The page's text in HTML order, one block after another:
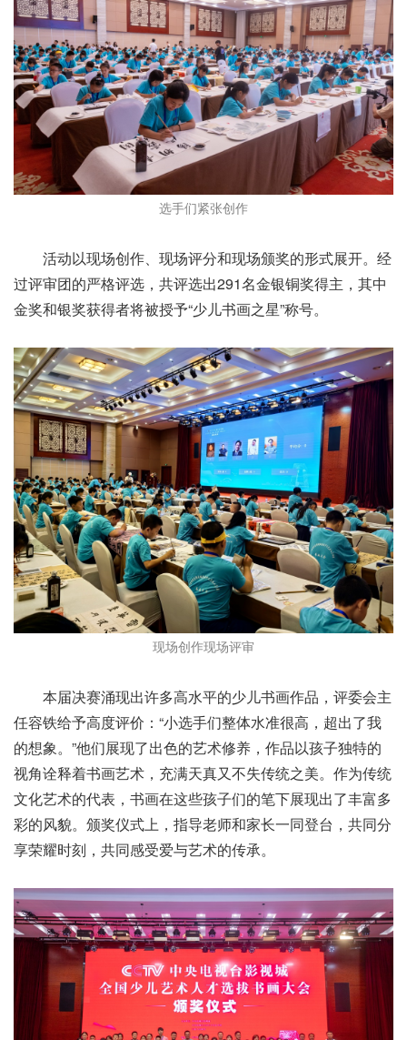
选手们紧张创作
活动以现场创作、现场评分和现场颁奖的形式展开。经
过评审团的严格评选，共评选出291名金银铜奖得主，其中
金奖和银奖获得者将被授予“少儿书画之星”称号。
现场创作现场评审
本届决赛涌现出许多高水平的少儿书画作品，评委会主
任容铁给予高度评价：“小选手们整体水准很高，超出了我
的想象。”他们展现了出色的艺术修养，作品以孩子独特的
视角诠释着书画艺术，充满天真又不失传统之美。作为传统
文化艺术的代表，书画在这些孩子们的笔下展现出了丰富多
彩的风貌。颁奖仪式上，指导老师和家长一同登台，共同分
享荣耀时刻，共同感受爱与艺术的传承。